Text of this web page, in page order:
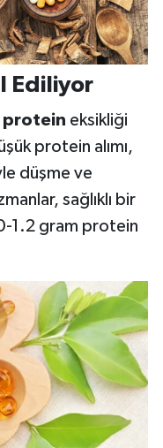
Ediliyor
protein eksikliği
protein alımı,
düşme ve
sağlıklı bir
1.2 gram protein